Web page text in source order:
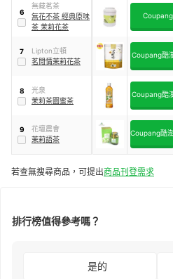
6
無藏茗茶
無花不茶 經典原味
茶 茉莉花茶
7
Lipton立頓
茗閒情茉莉花茶
Coupang酷
8
光泉
茉莉茶園蜜茶
Coupang酷
9
花壇農會
茉莉語茶
Coupang酷
若查無搜尋商品，可提出商品刊登需求
排行榜值得參考嗎？
是的